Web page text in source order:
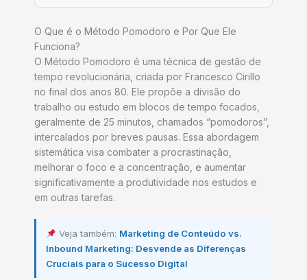
O Que é o Método Pomodoro e Por Que Ele
Funciona?
O Método Pomodoro é uma técnica de gestão de
tempo revolucionária, criada por Francesco Cirillo
no final dos anos 80. Ele propõe a divisão do
trabalho ou estudo em blocos de tempo focados,
geralmente de 25 minutos, chamados “pomodoros”,
intercalados por breves pausas. Essa abordagem
sistemática visa combater a procrastinação,
melhorar o foco e a concentração, e aumentar
significativamente a produtividade nos estudos e
em outras tarefas.
Veja também: Marketing de Conteúdo vs.
Inbound Marketing: Desvende as Diferenças
Cruciais para o Sucesso Digital